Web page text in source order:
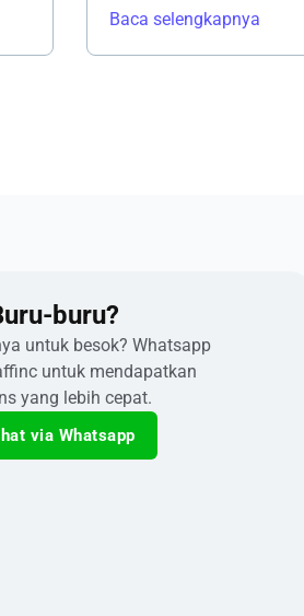
Baca selengkapnya
buru?​
untuk besok? Whatsapp
untuk mendapatkan
yang lebih cepat.
via Whatsapp